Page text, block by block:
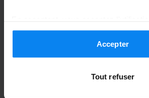
conformément aux règles en vigueur
mais vous pouvez modifier vos
moment. Pour plus de détails,
Accepter
Tout refuser